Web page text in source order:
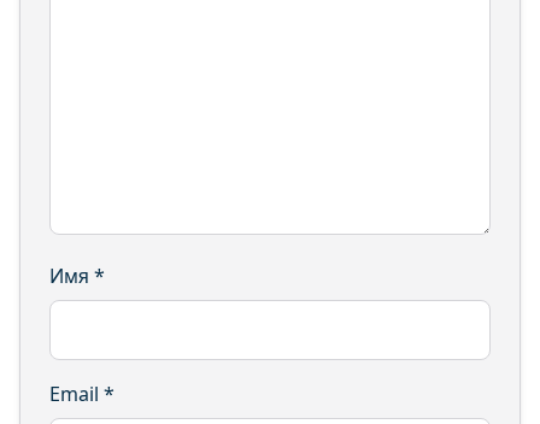
Имя *
Email *